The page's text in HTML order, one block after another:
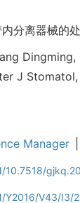
分离器械
J
Manager
Y2016/V43/I3/